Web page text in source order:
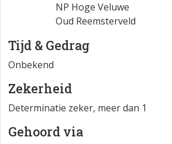
NP Hoge Veluwe
Oud Reemsterveld
Tijd & Gedrag
Onbekend
Zekerheid
Determinatie zeker, meer dan 1
Gehoord via